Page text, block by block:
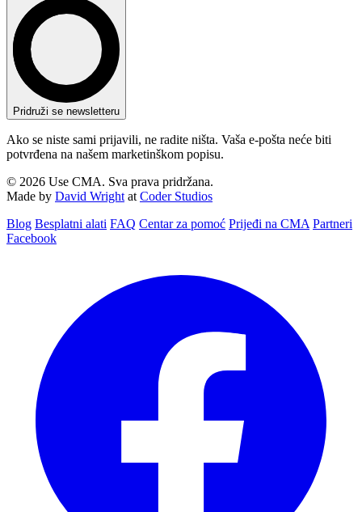
Pridruži se newsletteru
Ako se niste sami prijavili, ne radite ništa. Vaša e-pošta neće biti
potvrđena na našem marketinškom popisu.
© 2026 Use CMA. Sva prava pridržana.
Made by David Wright at Coder Studios
Blog‎ Besplatni alati FAQ Centar za pomoć Prijeđi na CMA Partneri
Facebook